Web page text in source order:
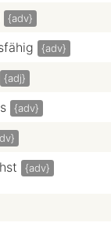
{adv}
{adv}
{adj}
{adv}
{adv}